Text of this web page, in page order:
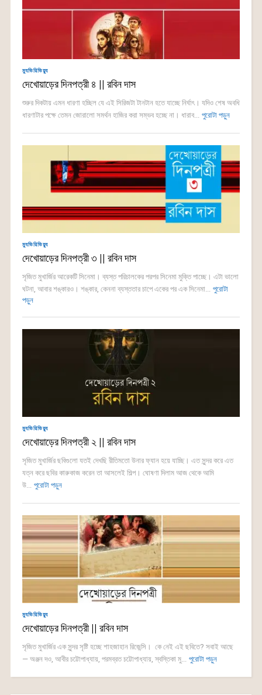
ম্যুভিরিভিয়্যু
দেখোয়াড়ের দিনপত্রী ৪ || রবিন দাস
শুরুর দিকটায় এমন ধারণা হচ্ছিল যে এই সিরিজটা টানটান হতে যাচ্ছে নির্ঘাৎ। যদিও শেষ অবধি
ধারণাটার পক্ষে তেমন জোরালো সমর্থন হাজির করা সম্ভব হচ্ছে না। ধারাব... পুরোটা পড়ুন
ম্যুভিরিভিয়্যু
দেখোয়াড়ের দিনপত্রী ৩ || রবিন দাস
সৃজিত মুখার্জির আরেকটি সিনেমা। ব্যস্ত পরিচালকের পরপর সিনেমা মুক্তি পাচ্ছে। এটা ভালো
ঘটনা, আবার শঙ্কারও। শঙ্কার, কেননা ব্যস্ততার চাপে একের পর এক সিনেমা... পুরোটা
পড়ুন
ম্যুভিরিভিয়্যু
দেখোয়াড়ের দিনপত্রী ২ || রবিন দাস
সৃজিত মুখার্জির ছবিগুলো যতই দেখছি রীতিমতো উনার ফ্যান হয়ে যাচ্ছি। এত সুন্দর করে এত
যত্ন করে ছবির কারুকাজ করেন তা আসলেই শিল্প। ঘোষণা দিলাম আজ থেকে আমি
উ... পুরোটা পড়ুন
ম্যুভিরিভিয়্যু
দেখোয়াড়ের দিনপত্রী || রবিন দাস
সৃজিত মুখার্জির এক সুন্দর সৃষ্টি হচ্ছে শাহজাহান রিজেন্সি। কে নেই এই ছবিতে? সবাই আছে
— অঞ্জন দও, আবীর চট্টোপাধ্যায়, পরমব্রত চট্টোপাধ্যায়, স্বস্তিকা মু... পুরোটা পড়ুন